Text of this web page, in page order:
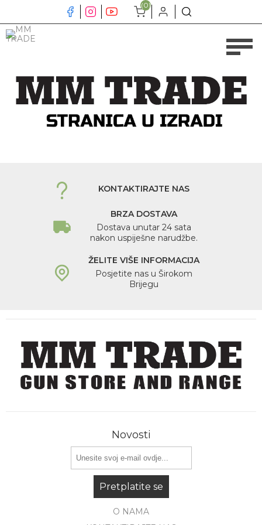
(0)
KONTAKTIRAJTE NAS
BRZA DOSTAVA
Dostava unutar 24 sata
nakon uspiješne narudžbe.
ŽELITE VIŠE INFORMACIJA
Posjetite nas u Širokom
Brijegu
Novosti
Pretplatite se
O NAMA